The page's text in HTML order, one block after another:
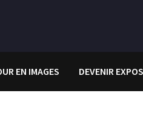
EN IMAGES DEVENIR